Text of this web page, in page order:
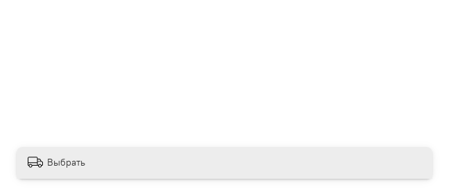
Выбрать